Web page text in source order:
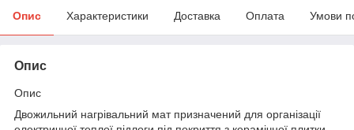
Опис Характеристики Доставка Оплата Умови
Опис
Опис
Двожильний нагрівальний мат призначений для організації